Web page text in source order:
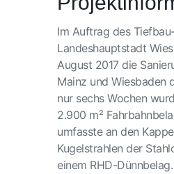
Im Auftrag des
Landeshauptstadt
August 2017 die
Mainz und Wiesbaden
nur sechs Wochen
2.900 m²
umfasste an den
Kugelstrahlen der
einem RHD-